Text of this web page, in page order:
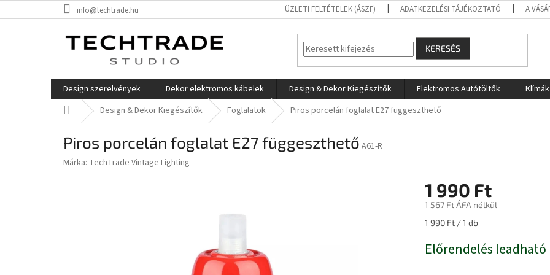
a
info@techtrade.hu ÜZLETI FELTÉTELEK (ÁSZF) ADATKEZELÉSI TÁJÉKOZTATÓ A
KERESÉS
Design szerelvények Dekor elektromos kábelek Design & Dekor Kiegészítők Elektromos Autótöltők
KezdőlapDesign & Dekor Kiegészítők Foglalatok Piros porcelán foglalat E27 függeszthető
Piros porcelán foglalat E27 függeszthető A61-R
Márka: TechTrade Vintage Lighting
1 990 Ft
1 567 Ft ÁFA nélkül
Egységár:
1 990 Ft / 1 db
Előrendelés leadható